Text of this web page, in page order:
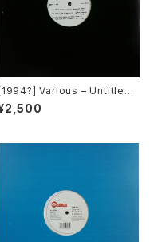
Various – Untitled
– Lifes A Bitch) [Not
Label][PROMO]